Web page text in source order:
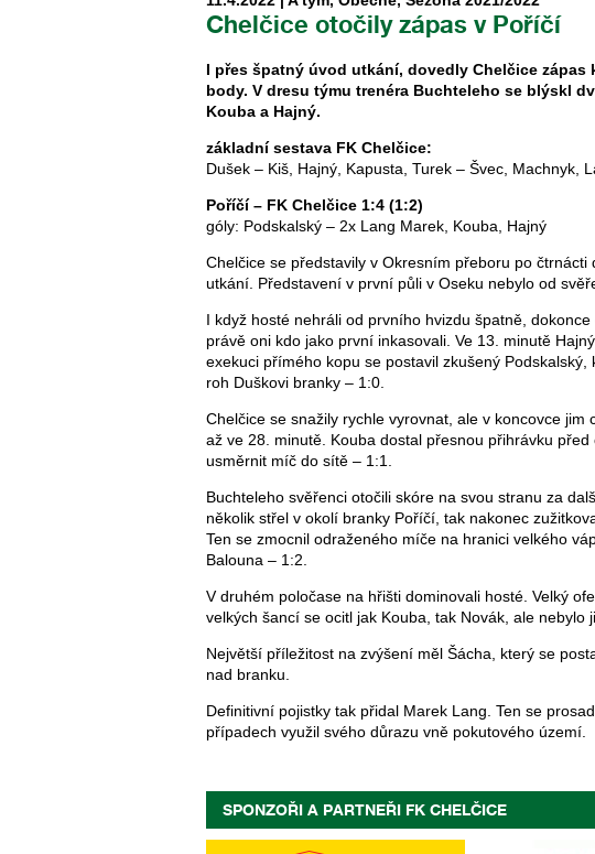
Chelčice otočily zápas v Poříčí
I přes špatný úvod utkání, dovedly Chelčice
body. V dresu týmu trenéra Buchteleho se blýskl
Kouba a Hajný.
základní sestava FK Chelčice:
Dušek – Kiš, Hajný, Kapusta, Turek – Švec, Machnyk,
Poříčí – FK Chelčice 1:4 (1:2)
góly: Podskalský – 2x Lang Marek, Kouba, Hajný
Chelčice se představily v Okresním přeboru po
utkání. Představení v první půli v Oseku nebylo od
I když hosté nehráli od prvního hvizdu špatně,
právě oni kdo jako první inkasovali. Ve 13. minutě
exekuci přímého kopu se postavil zkušený
roh Duškovi branky – 1:0.
Chelčice se snažily rychle vyrovnat, ale v koncovce
až ve 28. minutě. Kouba dostal přesnou přihrávku
usměrnit míč do sítě – 1:1.
Buchteleho svěřenci otočili skóre na svou stranu za
několik střel v okolí branky Poříčí, tak nakonec
Ten se zmocnil odraženého míče na hranici velkého
Balouna – 1:2.
V druhém poločase na hřišti dominovali hosté. Velký
velkých šancí se ocitl jak Kouba, tak Novák, ale nebylo
Největší příležitost na zvýšení měl Šácha, který se
nad branku.
Definitivní pojistky tak přidal Marek Lang. Ten se
případech využil svého důrazu vně pokutového území.
SPONZOŘI A PARTNEŘI FK CHELČICE